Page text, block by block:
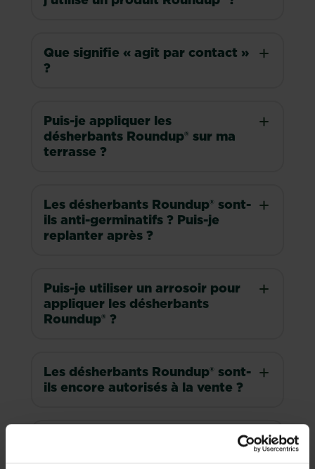
Que signifie « agit par contact »
?
Puis-je appliquer les
désherbants Roundup® sur ma
terrasse ?
Les désherbants Roundup® sont-
ils anti-germinatifs ? Puis-je
replanter après ?
Puis-je utiliser un arrosoir pour
appliquer les désherbants
Roundup® ?
Les désherbants Roundup® sont-
ils encore autorisés à la vente ?